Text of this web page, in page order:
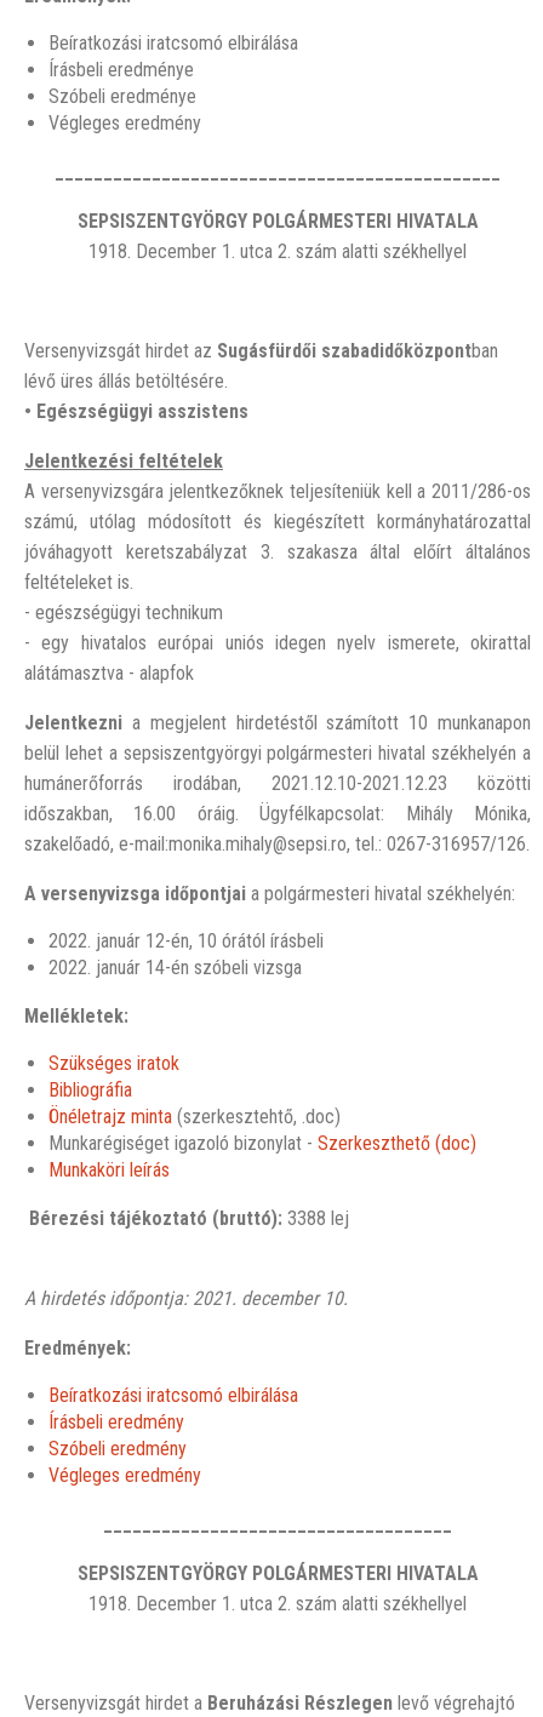
Beíratkozási iratcsomó elbirálása
Írásbeli eredménye
Szóbeli eredménye
Végleges eredmény
SEPSISZENTGYÖRGY POLGÁRMESTERI HIVATALA
1918. December 1. utca 2. szám alatti székhellyel
Versenyvizsgát hirdet az Sugásfürdői szabadidőközpontban
lévő üres állás betöltésére.
• Egészségügyi asszistens
Jelentkezési feltételek
A versenyvizsgára jelentkezőknek teljesíteniük kell a 2011/286-os
számú, utólag módosított és kiegészített kormányhatározattal
jóváhagyott keretszabályzat 3. szakasza által előírt általános
feltételeket is.
- egészségügyi technikum
- egy hivatalos európai uniós idegen nyelv ismerete, okirattal
alátámasztva - alapfok
Jelentkezni a megjelent hirdetéstől számított 10 munkanapon
belül lehet a sepsiszentgyörgyi polgármesteri hivatal székhelyén a
humánerőforrás irodában, 2021.12.10-2021.12.23 közötti
időszakban, 16.00 óráig. Ügyfélkapcsolat: Mihály Mónika,
szakelőadó, e-mail:monika.mihaly@sepsi.ro, tel.: 0267-316957/126.
A versenyvizsga időpontjai a polgármesteri hivatal székhelyén:
2022. január 12-én, 10 órától írásbeli
2022. január 14-én szóbeli vizsga
Mellékletek:
Szükséges iratok
Bibliográfia
Önéletrajz minta (szerkesztehtő, .doc)
Munkarégiséget igazoló bizonylat - Szerkeszthető (doc)
Munkaköri leírás
Bérezési tájékoztató (bruttó): 3388 lej
A hirdetés időpontja: 2021. december 10.
Eredmények:
Beíratkozási iratcsomó elbirálása
Írásbeli eredmény
Szóbeli eredmény
Végleges eredmény
SEPSISZENTGYÖRGY POLGÁRMESTERI HIVATALA
1918. December 1. utca 2. szám alatti székhellyel
Versenyvizsgát hirdet a Beruházási Részlegen levő végrehajtó